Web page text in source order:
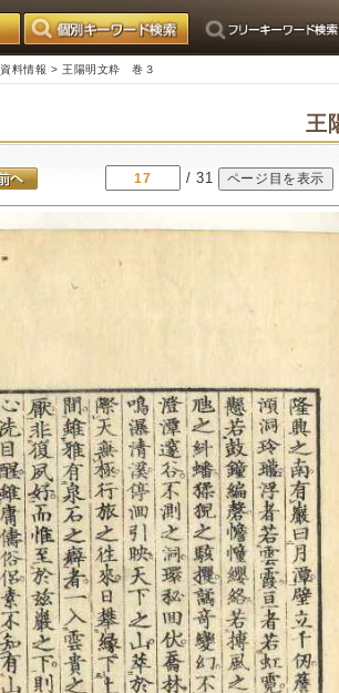
資料情報 > 王陽明文粋 巻３
王
/ 31